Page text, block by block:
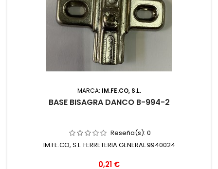
MARCA: IM.FE.CO, S.L.
BASE BISAGRA DANCO B-994-2
Reseña(s): 0
IM.FE.CO, S.L. FERRETERIA GENERAL 9940024
Precio
0,21 €